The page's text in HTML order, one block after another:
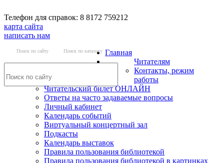
Телефон для справок: 8 8172 759212
карта сайта
написать нам
Поиск по сайту Поиск по каталогу Главная
Читателям
Контакты, режим
работы
Читательский билет ОНЛАЙН
Ответы на часто задаваемые вопросы
Личный кабинет
Календарь событий
Виртуальный концертный зал
Подкасты
Календарь выставок
Правила пользования библиотекой
Правила пользования библиотекой в картинках